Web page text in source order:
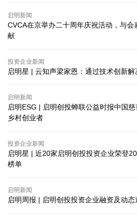
启明新闻
CVCA在京举办二十周年庆祝活动，与
献
投资企业新闻
启明星 | 云知声梁家恩：通过技术创新
启明新闻
启明ESG | 启明创投蝉联公益时报中国
乡村创业者
投资企业新闻
启明星 | 近20家启明创投投资企业荣登
榜单
启明新闻
启明周报 | 启明创投投资企业融资及动